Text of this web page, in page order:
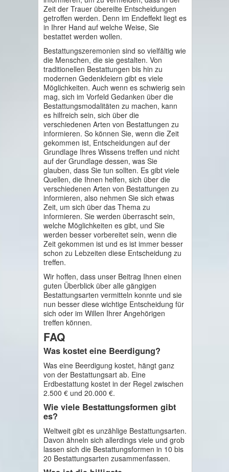
Zeit der Trauer übereilte Entscheidungen
getroffen werden. Denn im Endeffekt liegt es
in Ihrer Hand auf welche Weise, Sie
bestattet werden wollen.
Bestattungszeremonien sind so vielfältig wie
die Menschen, die sie gestalten. Von
traditionellen Bestattungen bis hin zu
modernen Gedenkfeiern gibt es viele
Möglichkeiten. Auch wenn es schwierig sein
mag, sich im Vorfeld Gedanken über die
Bestattungsmodalitäten zu machen, kann
es hilfreich sein, sich über die
verschiedenen Arten von Bestattungen zu
informieren. So können Sie, wenn die Zeit
gekommen ist, Entscheidungen auf der
Grundlage Ihres Wissens treffen und nicht
auf der Grundlage dessen, was Sie
glauben, dass Sie tun sollten. Es gibt viele
Quellen, die Ihnen helfen, sich über die
verschiedenen Arten von Bestattungen zu
informieren, also nehmen Sie sich etwas
Zeit, um sich über das Thema zu
informieren. Sie werden überrascht sein,
welche Möglichkeiten es gibt, und Sie
werden besser vorbereitet sein, wenn die
Zeit gekommen ist und es ist immer besser
schon zu Lebzeiten diese Entscheidung zu
treffen.
Wir hoffen, dass unser Beitrag Ihnen einen
guten Überblick über alle gängigen
Bestattungsarten vermitteln konnte und sie
nun besser diese wichtige Entscheidung für
sich oder im Willen Ihrer Angehörigen
treffen können.
FAQ
Was kostet eine Beerdigung?
Was eine Beerdigung kostet, hängt ganz
von der Bestattungsart ab. Eine
Erdbestattung kostet in der Regel zwischen
2.500 € und 20.000 €.
Wie viele Bestattungsformen gibt
es?
Weltweit gibt es unzählige Bestattungsarten.
Davon ähneln sich allerdings viele und grob
lassen sich die Bestattungsformen in 10 bis
20 Bestattungsarten zusammenfassen.